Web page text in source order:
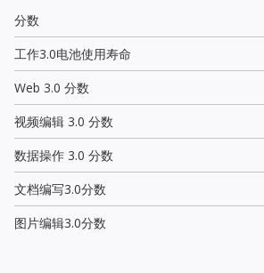
分数
工作3.0电池使用寿命
Web 3.0 分数
视频编辑 3.0 分数
数据操作 3.0 分数
文档编写3.0分数
图片编辑3.0分数